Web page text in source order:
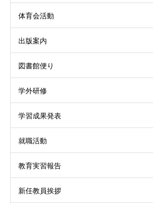
体育会活動
出版案内
図書館便り
学外研修
学習成果発表
就職活動
教育実習報告
新任教員挨拶